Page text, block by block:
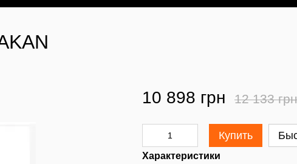
10 898 грн 12 133 грн
Купить
Характеристики